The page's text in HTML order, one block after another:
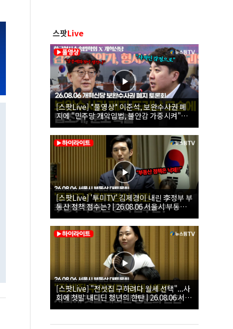
스팟Live
[스팟Live] *풀영상* 이준석, 보완수사권 폐
지에 "민주당 개악입법, 불안감 가중시켜"｜
26.08.06 개혁신당 보완수사권 폐지 토론회
[스팟Live] '투미TV' 김제경이 내린 李정부 부
동산 정책 점수는? | 26.08.06 서울시 부동산
대토론회
[스팟Live] "전셋집 구하려다 월세 선택"...사
회에 첫발 내디딘 청년의 한탄 | 26.08.06 서울
시 부동산 대토론회